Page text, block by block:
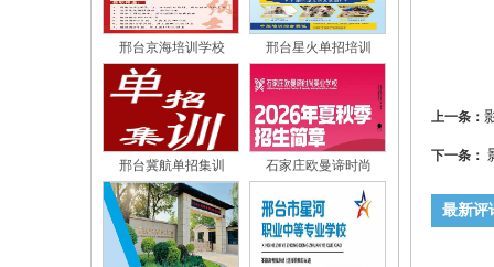
邢台京海培训学校 邢台星火单招培训
邢台冀航单招集训 石家庄欧曼谛时尚
上一条：
下一条：
最新评